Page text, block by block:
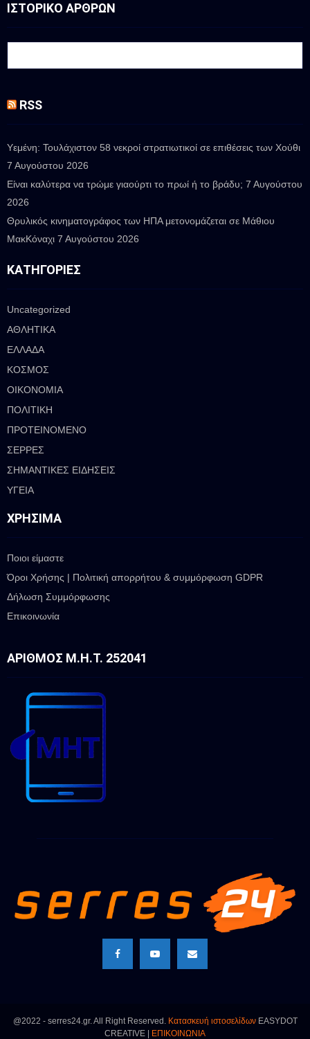
ΙΣΤΟΡΙΚΟ ΑΡΘΡΩΝ
RSS
Υεμένη: Τουλάχιστον 58 νεκροί στρατιωτικοί σε επιθέσεις των Χούθι
7 Αυγούστου 2026
Είναι καλύτερα να τρώμε γιαούρτι το πρωί ή το βράδυ; 7 Αυγούστου
2026
Θρυλικός κινηματογράφος των ΗΠΑ μετονομάζεται σε Μάθιου
ΜακΚόναχι 7 Αυγούστου 2026
ΚΑΤΗΓΟΡΊΕΣ
Uncategorized
ΑΘΛΗΤΙΚΑ
ΕΛΛΑΔΑ
ΚΟΣΜΟΣ
ΟΙΚΟΝΟΜΙΑ
ΠΟΛΙΤΙΚΗ
ΠΡΟΤΕΙΝΟΜΕΝΟ
ΣΕΡΡΕΣ
ΣΗΜΑΝΤΙΚΕΣ ΕΙΔΗΣΕΙΣ
ΥΓΕΙΑ
ΧΡΉΣΙΜΑ
Ποιοι είμαστε
Όροι Χρήσης | Πολιτική απορρήτου & συμμόρφωση GDPR
Δήλωση Συμμόρφωσης
Επικοινωνία
ΑΡΙΘΜΌΣ Μ.Η.Τ. 252041
@2022 - serres24.gr. All Right Reserved. Κατασκευή ιστοσελίδωνEASYDOT
CREATIVE |
ΕΠΙΚΟΙΝΩΝΙΑ